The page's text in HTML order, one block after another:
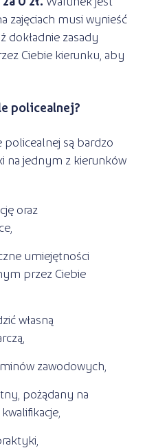
zajęciach musi wynieść
dokładnie zasady
Ciebie kierunku, aby
policealnej?
policealnej są bardzo
na jednym z kierunków
oraz
umiejętności
przez Ciebie
własną
zawodowych,
pożądany na